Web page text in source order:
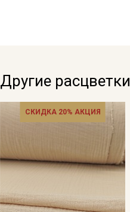
Другие расцветки
СКИДКА 20% АКЦИЯ